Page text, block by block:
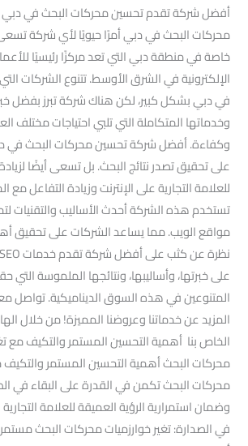
أفضل شركة تقدم تحسين محركات البحث في
محركات البحث في دبي أمرًا حيويًا لأي شركة تسعى
خاصة في منطقة دبي التي تعد مركزًا رئيسيًا
في دبي بشكل كبير، لكن هناك شركة تبرز بفضل
وخدماتها المتكاملة التي تلبي احتياجات مختلف
وكفاءة. أفضل شركة تحسين محركات البحث في
على تحقيق تصدر نتائج البحث. بل تسعى أيضًا
للعلامة التجارية على الإنترنت وزيادة التفاعل
تستخدم هذه الشركة أحدث الأساليب والتقنيات
مواقع الويب. مما يساعد الشركات على تحقيق
على خبرتها، وأساليبها، ونتائجها الملموسة التي
المتنوعين في هذه السوق الديناميكية. تواصل
المزيد عن خدماتنا وعروضنا المميزة! من خلال
الخاص بنا أهمية التحسين المستمر والتكيف مع
محركات البحث أهمية التحسين المستمر والتكيف
محركات البحث تكمن في القدرة على البقاء في
وضمان استمرارية الرؤية العميقة للعلامة التجارية
في الصدارة: تغير خوارزميات محركات البحث